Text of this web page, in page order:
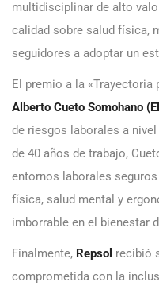
multidisciplinar de alto
calidad sobre salud física,
seguidores a adoptar un
El premio a la
Alberto Cueto Somohano
de riesgos laborales a
de 40 años de trabajo,
entornos laborales
física, salud mental y
imborrable en el bienestar
Finalmente, Repsol recibió
comprometida con la